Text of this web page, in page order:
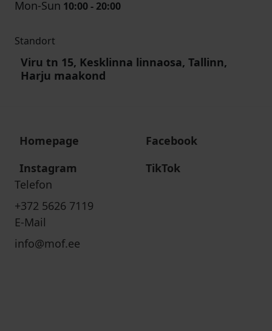
Mon-Sun 10:00 - 20:00
Standort
Viru tn 15, Kesklinna linnaosa, Tallinn,
Harju maakond
Homepage
Facebook
Instagram
TikTok
Telefon
+372 5626 7119
E-Mail
info@mof.ee